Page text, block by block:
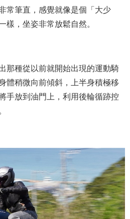
常筆直，感覺就像是個「大少
樣，坐姿非常放鬆自然。
那種從以前就開始出現的運動騎
體稍微向前傾斜，上半身積極移
手放到油門上，利用後輪循跡控